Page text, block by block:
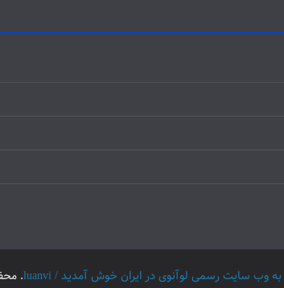
به وب سایت رسمی لوآنوی در ایران خوش آمدید / luanvi
.